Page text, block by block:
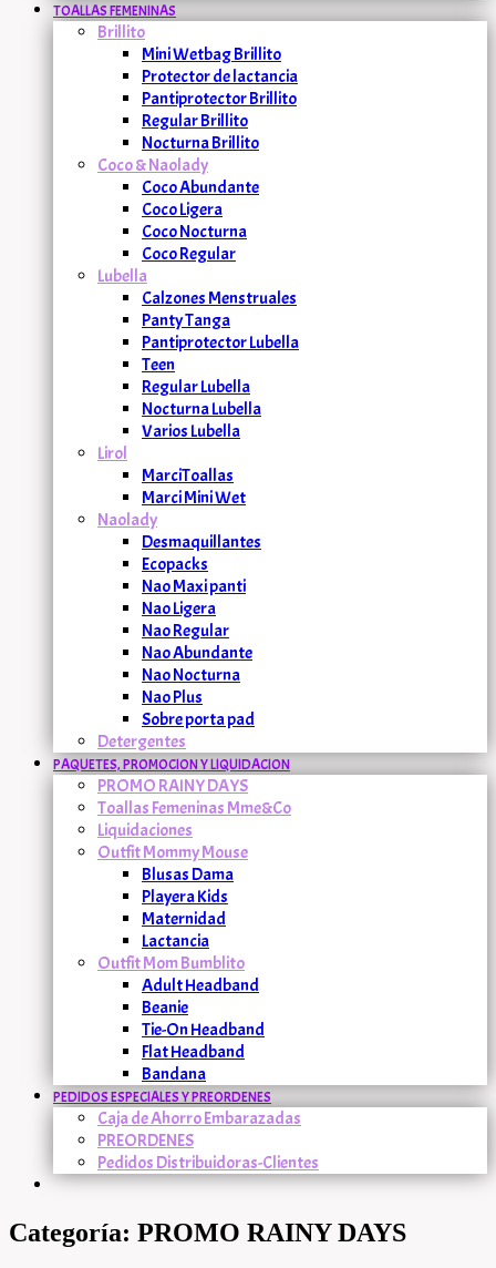
TOALLAS FEMENINAS
Brillito
Mini Wetbag Brillito
Protector de lactancia
Pantiprotector Brillito
Regular Brillito
Nocturna Brillito
Coco & Naolady
Coco Abundante
Coco Ligera
Coco Nocturna
Coco Regular
Lubella
Calzones Menstruales
Panty Tanga
Pantiprotector Lubella
Teen
Regular Lubella
Nocturna Lubella
Varios Lubella
Lirol
MarciToallas
Marci Mini Wet
Naolady
Desmaquillantes
Ecopacks
Nao Maxi panti
Nao Ligera
Nao Regular
Nao Abundante
Nao Nocturna
Nao Plus
Sobre porta pad
Detergentes
PAQUETES, PROMOCION Y LIQUIDACION
PROMO RAINY DAYS
Toallas Femeninas Mme&Co
Liquidaciones
Outfit Mommy Mouse
Blusas Dama
Playera Kids
Maternidad
Lactancia
Outfit Mom Bumblito
Adult Headband
Beanie
Tie-On Headband
Flat Headband
Bandana
PEDIDOS ESPECIALES Y PREORDENES
Caja de Ahorro Embarazadas
PREORDENES
Pedidos Distribuidoras-Clientes
Categoría: PROMO RAINY DAYS